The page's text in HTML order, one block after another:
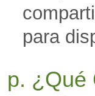
para
p. ¿Qué